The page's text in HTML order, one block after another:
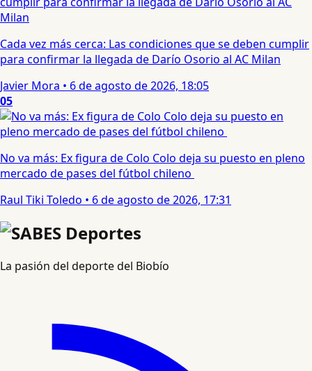
Cada vez más cerca: Las condiciones que se deben cumplir
para confirmar la llegada de Darío Osorio al AC Milan
Javier Mora • 6 de agosto de 2026, 18:05
05
No va más: Ex figura de Colo Colo deja su puesto en pleno
mercado de pases del fútbol chileno
Raul Tiki Toledo • 6 de agosto de 2026, 17:31
La pasión del deporte del Biobío